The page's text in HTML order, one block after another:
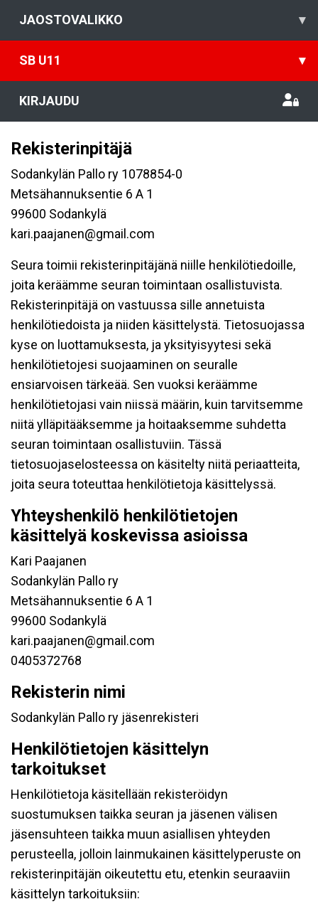
JAOSTOVALIKKO ▾
SB U11 ▾
KIRJAUDU
Rekisterinpitäjä
Sodankylän Pallo ry 1078854-0
Metsähannuksentie 6 A 1
99600 Sodankylä
kari.paajanen@gmail.com
Seura toimii rekisterinpitäjänä niille henkilötiedoille,
joita keräämme seuran toimintaan osallistuvista.
Rekisterinpitäjä on vastuussa sille annetuista
henkilötiedoista ja niiden käsittelystä. Tietosuojassa
kyse on luottamuksesta, ja yksityisyytesi sekä
henkilötietojesi suojaaminen on seuralle
ensiarvoisen tärkeää. Sen vuoksi keräämme
henkilötietojasi vain niissä määrin, kuin tarvitsemme
niitä ylläpitääksemme ja hoitaaksemme suhdetta
seuran toimintaan osallistuviin. Tässä
tietosuojaselosteessa on käsitelty niitä periaatteita,
joita seura toteuttaa henkilötietoja käsittelyssä.
Yhteyshenkilö henkilötietojen
käsittelyä koskevissa asioissa
Kari Paajanen
Sodankylän Pallo ry
Metsähannuksentie 6 A 1
99600 Sodankylä
kari.paajanen@gmail.com
0405372768
Rekisterin nimi
Sodankylän Pallo ry jäsenrekisteri
Henkilötietojen käsittelyn
tarkoitukset
Henkilötietoja käsitellään rekisteröidyn
suostumuksen taikka seuran ja jäsenen välisen
jäsensuhteen taikka muun asiallisen yhteyden
perusteella, jolloin lainmukainen käsittelyperuste on
rekisterinpitäjän oikeutettu etu, etenkin seuraaviin
käsittelyn tarkoituksiin: